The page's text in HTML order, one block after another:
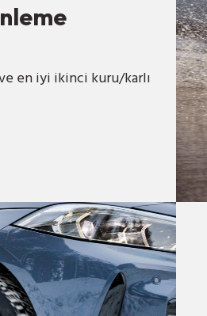
ve en iyi ikinci kuru/karlı